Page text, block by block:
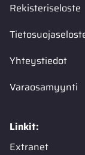
Rekisteriseloste
Yhteystiedot
Varaosamyynti
Linkit:
Extranet